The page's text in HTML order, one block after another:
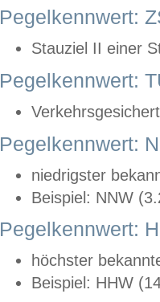
Pegelkennwert:
Stauziel II einer
Pegelkennwert:
Pegelkennwert:
niedrigster
Beispiel: NNW
Pegelkennwert:
höchster
Beispiel: HHW